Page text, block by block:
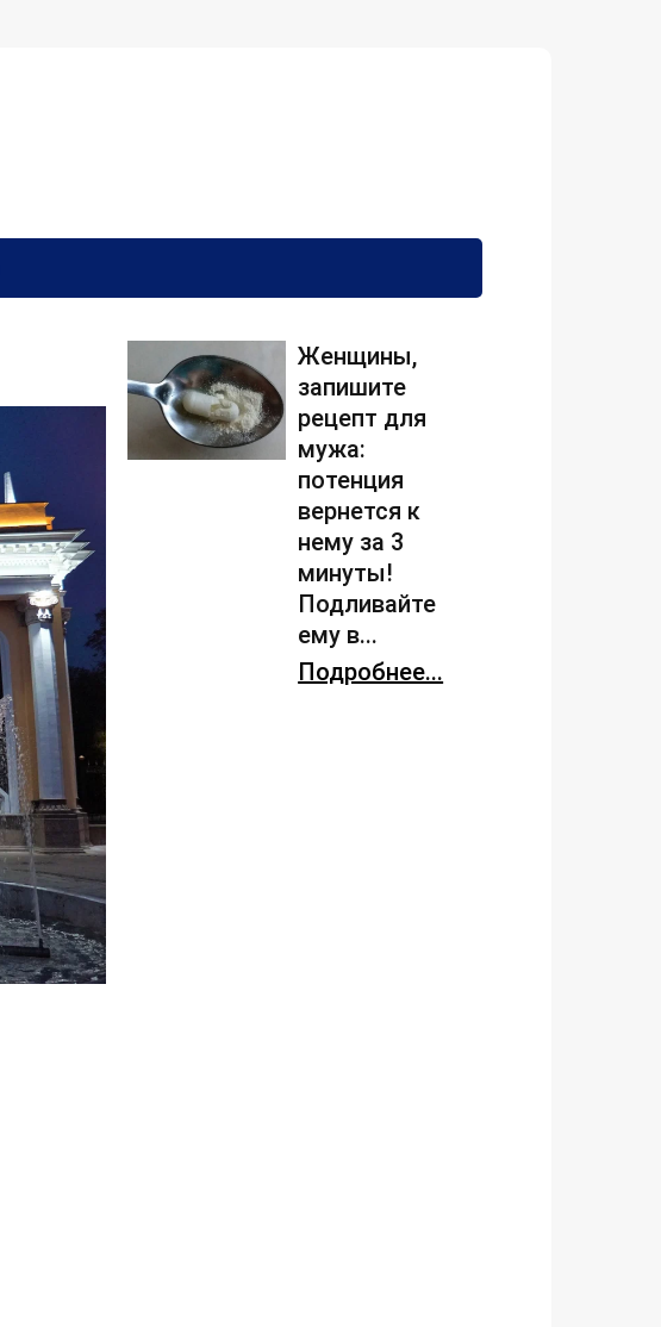
Женщины,
запишите
рецепт для
мужа:
потенция
вернется к
нему за 3
минуты!
Подливайте
ему в...
Подробнее...